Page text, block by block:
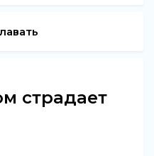
страдает